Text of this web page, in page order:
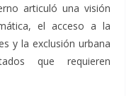
articuló una visión
el acceso a la
y la exclusión urbana
que requieren